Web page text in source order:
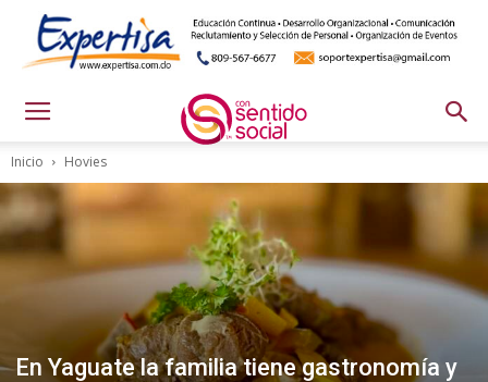
Inicio Hovies
En Yaguate la familia tiene gastronomía y